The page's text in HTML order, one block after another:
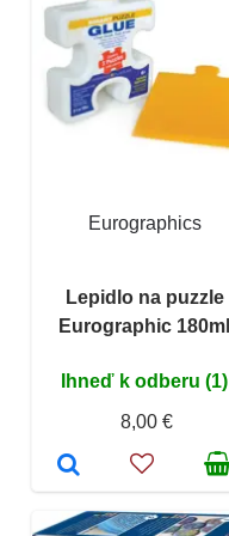
Eurographics
Lepidlo na puzzle
Eurographic 180ml
Ihneď k odberu (1)
8,00 €